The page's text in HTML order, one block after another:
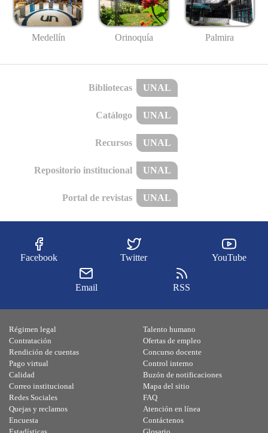
Medellín Orinoquía Palmira
Bibliotecas UNAL
Catálogo UNAL
Recursos UNAL
Repositorio institucional UNAL
Portal de revistas UNAL
Facebook Twitter YouTube
Email RSS
Régimen legal
Contratación
Rendición de cuentas
Pago virtual
Calidad
Talento humano
Ofertas de empleo
Concurso docente
Control interno
Buzón de notificaciones
Correo institucional
Redes Sociales
Quejas y reclamos
Encuesta
Mapa del sitio
FAQ
Atención en línea
Contáctenos